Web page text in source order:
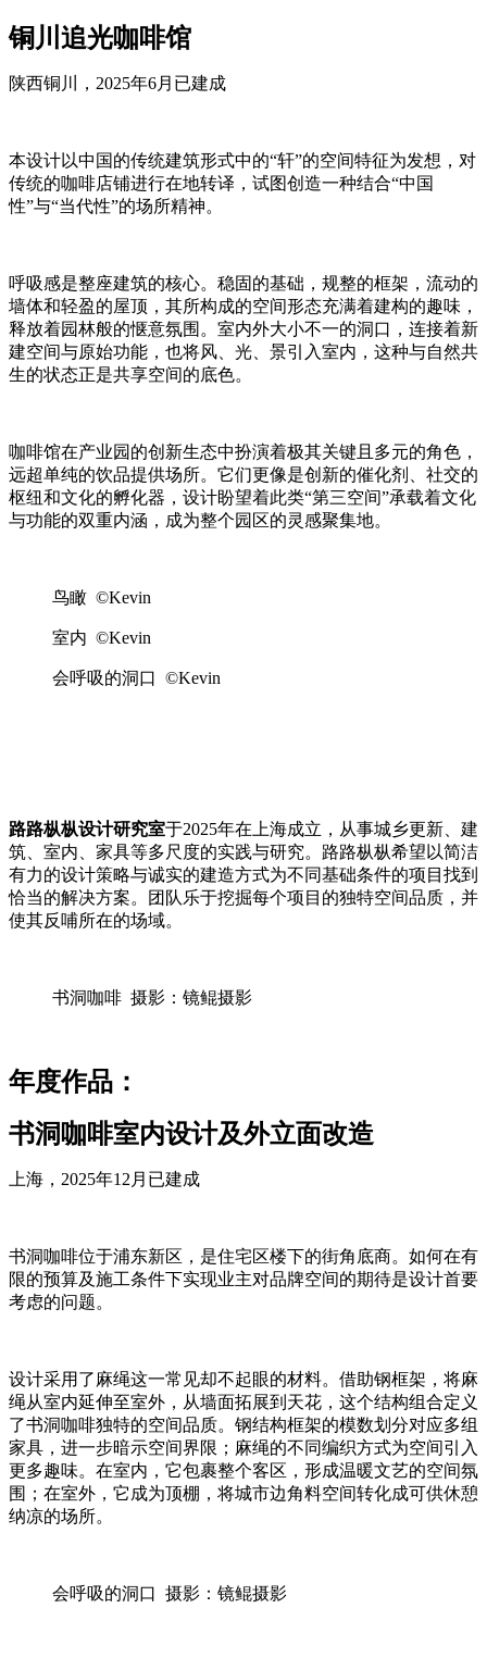
铜川追光咖啡馆
陕西铜川，2025年6月已建成
本设计以中国的传统建筑形式中的“轩”的空间特征为发想，对
传统的咖啡店铺进行在地转译，试图创造一种结合“中国
性”与“当代性”的场所精神。
呼吸感是整座建筑的核心。稳固的基础，规整的框架，流动的
墙体和轻盈的屋顶，其所构成的空间形态充满着建构的趣味，
释放着园林般的惬意氛围。室内外大小不一的洞口，连接着新
建空间与原始功能，也将风、光、景引入室内，这种与自然共
生的状态正是共享空间的底色。
咖啡馆在产业园的创新生态中扮演着极其关键且多元的角色，
远超单纯的饮品提供场所。它们更像是创新的催化剂、社交的
枢纽和文化的孵化器，设计盼望着此类“第三空间”承载着文化
与功能的双重内涵，成为整个园区的灵感聚集地。
鸟瞰 ©Kevin
室内 ©Kevin
会呼吸的洞口 ©Kevin
路路枞枞设计研究室于2025年在上海成立，从事城乡更新、建
筑、室内、家具等多尺度的实践与研究。路路枞枞希望以简洁
有力的设计策略与诚实的建造方式为不同基础条件的项目找到
恰当的解决方案。团队乐于挖掘每个项目的独特空间品质，并
使其反哺所在的场域。
书洞咖啡 摄影：镜鲲摄影
年度作品：
书洞咖啡室内设计及外立面改造
上海，2025年12月已建成
书洞咖啡位于浦东新区，是住宅区楼下的街角底商。如何在有
限的预算及施工条件下实现业主对品牌空间的期待是设计首要
考虑的问题。
设计采用了麻绳这一常见却不起眼的材料。借助钢框架，将麻
绳从室内延伸至室外，从墙面拓展到天花，这个结构组合定义
了书洞咖啡独特的空间品质。钢结构框架的模数划分对应多组
家具，进一步暗示空间界限；麻绳的不同编织方式为空间引入
更多趣味。在室内，它包裹整个客区，形成温暖文艺的空间氛
围；在室外，它成为顶棚，将城市边角料空间转化成可供休憩
纳凉的场所。
会呼吸的洞口 摄影：镜鲲摄影